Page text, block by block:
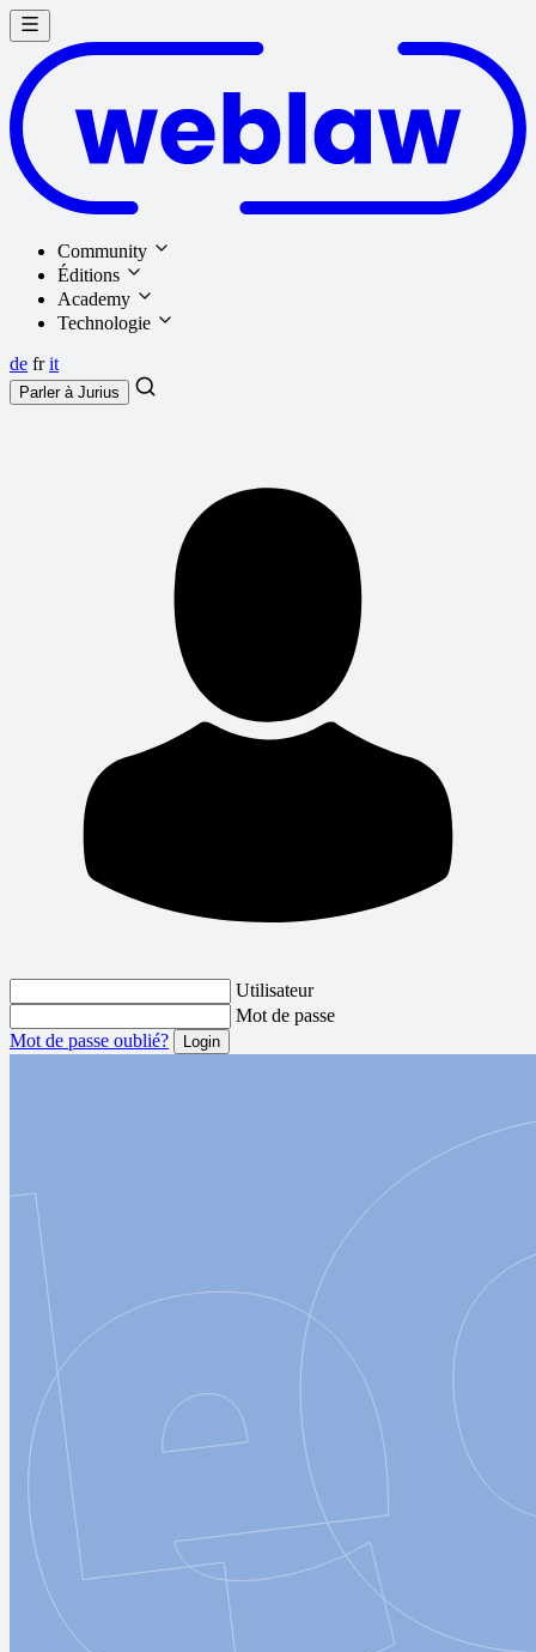
Community
Éditions
Academy
Technologie
de fr it
Parler à Jurius
Utilisateur
Mot de passe
Mot de passe oublié?